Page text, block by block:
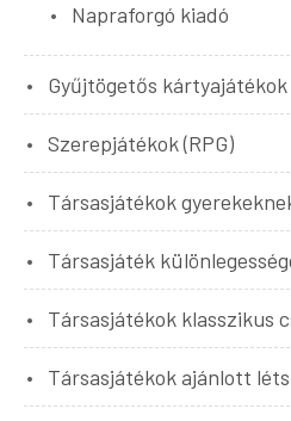
Napraforgó kiadó
Gyűjtögetős kártyajátékok
Szerepjátékok (RPG)
Társasjátékok
Társasjáték
Társasjátékok klasszikus
Társasjátékok ajánlott